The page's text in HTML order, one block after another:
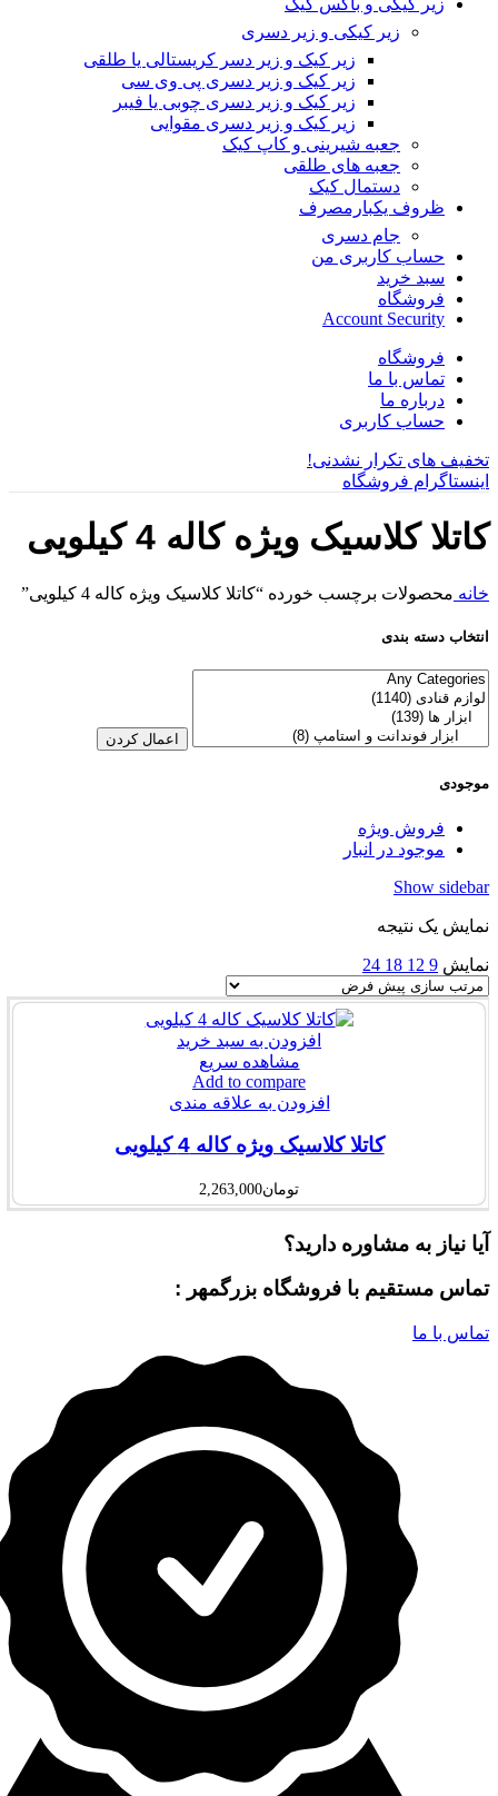
زیر کیکی و باکس کیک
زیر کیکی و زیر دسری
زیر کیک و زیر دسر کریستالی یا طلقی
زیر کیک و زیر دسری پی وی سی
زیر کیک و زیر دسری چوبی یا فیبر
زیر کیک و زیر دسری مقوایی
جعبه شیرینی و کاپ کیک
جعبه های طلقی
دستمال کیک
ظروف یکبارمصرف
جام دسری
حساب کاربری من
سبد خرید
فروشگاه
Account Security
فروشگاه
تماس با ما
درباره ما
حساب کاربری
تخفیف های تکرار نشدنی!
اینستاگرام فروشگاه
کاتلا کلاسیک ویژه کاله 4 کیلویی
خانه محصولات برچسب خورده “کاتلا کلاسیک ویژه کاله 4 کیلویی”
انتخاب دسته بندی
اعمال کردن
موجودی
فروش ویژه
موجود در انبار
Show sidebar
نمایش یک نتیجه
نمایش 9
12
18
24
افزودن به سبد خرید
مشاهده سریع
Add to compare
افزودن به علاقه مندی
کاتلا کلاسیک ویژه کاله 4 کیلویی
تومان2,263,000
آیا نیاز به مشاوره دارید؟
تماس مستقیم با فروشگاه بزرگمهر :
تماس با ما